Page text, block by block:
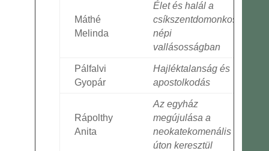
Máthé
Melinda
Élet és halál a
csíkszentdomonkosi
népi
vallásosságban
Pálfalvi
Gyopár
Hajléktalanság és
apostolkodás
Rápolthy
Anita
Az egyház
megújulása a
neokatekomenális
úton keresztül